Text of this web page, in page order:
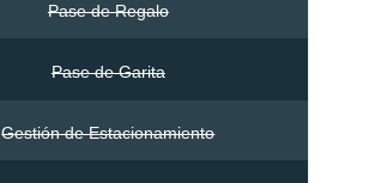
Pase de Regalo
Pase de Garita
Gestión de Estacionamiento